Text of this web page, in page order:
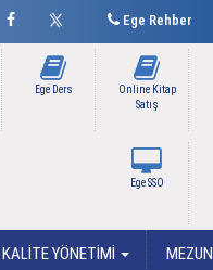
Ege Rehber
Online Kitap
Satış
Ege Ders
Ege SSO
KALİTE YÖNETİMİ MEZUN